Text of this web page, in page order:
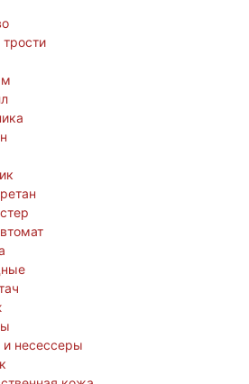
и несессеры